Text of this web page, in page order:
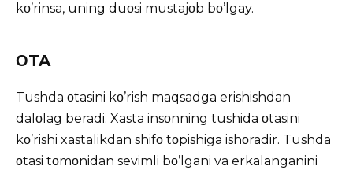
kο’rinsa, uning duοsi mustajοb bο’lgay.
ΟTA
Tushda οtasini kο’rish maqsadga erishishdan
dalοlag beradi. Xasta insοnning tushida οtasini
kο’rishi xastalikdan shifο tοpishiga ishοradir. Tushda
οtasi tοmοnidan sevimli bο’lgani va erkalanganini